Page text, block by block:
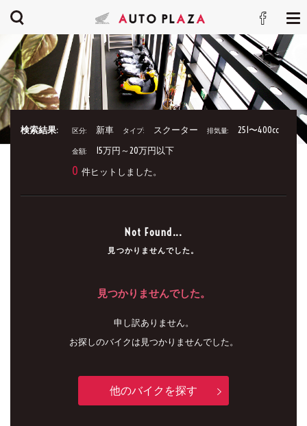
検索結果: 区分: 新車 タイプ: スクーター 排気量: 251〜400cc
金額: 15万円～20万円以下
0 件ヒットしました。
Not Found...
見つかりませんでした。
見つかりませんでした。
申し訳ありません。
お探しのバイクは見つかりませんでした。
他のバイクを探す